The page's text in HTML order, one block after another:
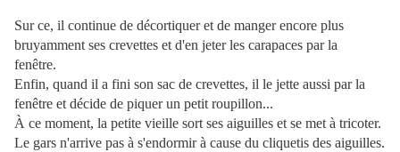
Sur ce, il continue de décortiquer et de manger encore plus
bruyamment ses crevettes et d'en jeter les carapaces par la
fenêtre.
Enfin, quand il a fini son sac de crevettes, il le jette aussi par la
fenêtre et décide de piquer un petit roupillon...
À ce moment, la petite vieille sort ses aiguilles et se met à tricoter.
Le gars n'arrive pas à s'endormir à cause du cliquetis des aiguilles.